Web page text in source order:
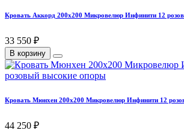
Кровать Аккорд 200х200 Микровелюр Инфинити 12
33 550 ₽
В корзину
Кровать Мюнхен 200х200 Микровелюр Инфинити 12
44 250 ₽